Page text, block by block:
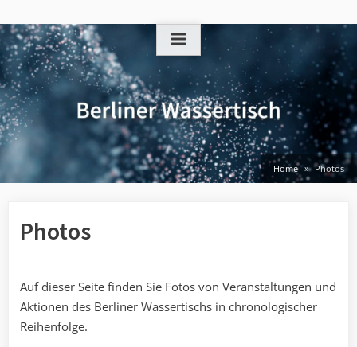
to
content
Home Photos
Photos
Auf dieser Seite finden Sie Fotos von Veranstaltungen und
Aktionen des Berliner Wassertischs in chronologischer
Reihenfolge.